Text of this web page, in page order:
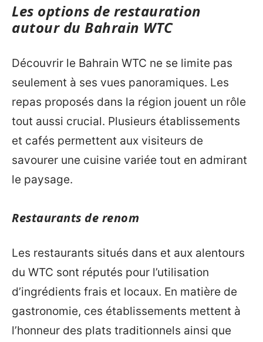
Les options de restauration
autour du Bahrain WTC
Découvrir le Bahrain WTC ne se limite pas
seulement à ses vues panoramiques. Les
repas proposés dans la région jouent un rôle
tout aussi crucial. Plusieurs établissements
et cafés permettent aux visiteurs de
savourer une cuisine variée tout en admirant
le paysage.
Restaurants de renom
Les restaurants situés dans et aux alentours
du WTC sont réputés pour l’utilisation
d’ingrédients frais et locaux. En matière de
gastronomie, ces établissements mettent à
l’honneur des plats traditionnels ainsi que